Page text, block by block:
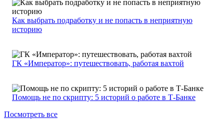
Как выбрать подработку и не попасть в неприятную
историю
ГК «Император»: путешествовать, работая вахтой
Помощь не по скрипту: 5 историй о работе в Т-Банке
Посмотреть все